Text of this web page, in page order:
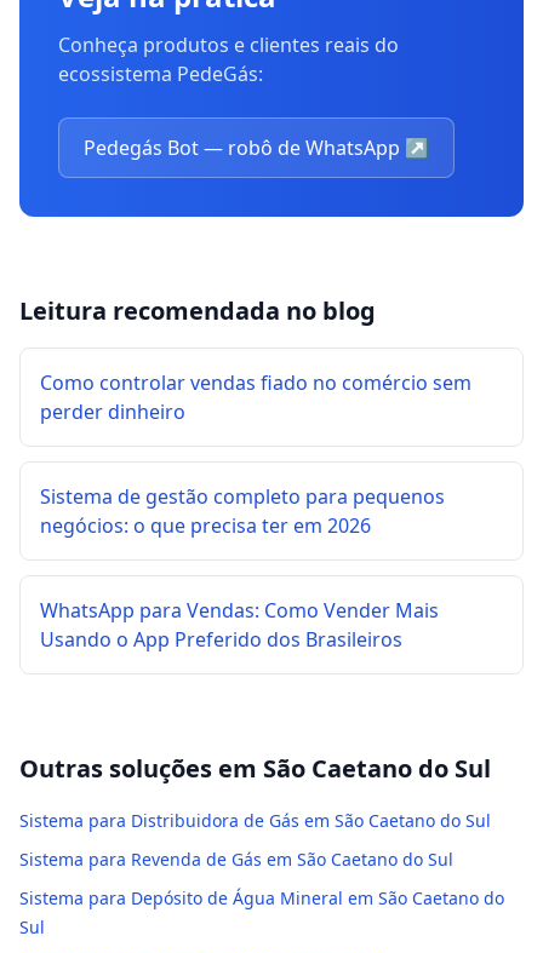
Conheça produtos e clientes reais do
ecossistema PedeGás:
Pedegás Bot — robô de WhatsApp ↗
Leitura recomendada no blog
Como controlar vendas fiado no comércio sem
perder dinheiro
Sistema de gestão completo para pequenos
negócios: o que precisa ter em 2026
WhatsApp para Vendas: Como Vender Mais
Usando o App Preferido dos Brasileiros
Outras soluções em São Caetano do Sul
Sistema para Distribuidora de Gás em São Caetano do Sul
Sistema para Revenda de Gás em São Caetano do Sul
Sistema para Depósito de Água Mineral em São Caetano do
Sul